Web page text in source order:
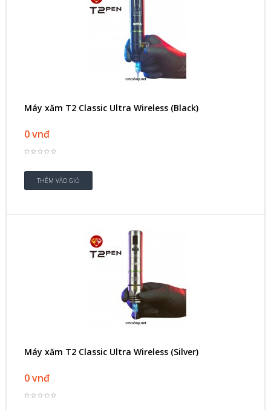
Máy xăm T2 Classic Ultra Wireless (Black)
0 vnđ
Máy xăm T2 Classic Ultra Wireless (Silver)
0 vnđ